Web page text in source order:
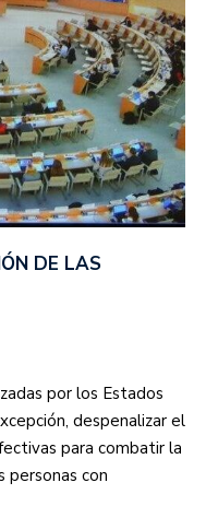
DE LAS
por los Estados
despenalizar el
para combatir la
personas con